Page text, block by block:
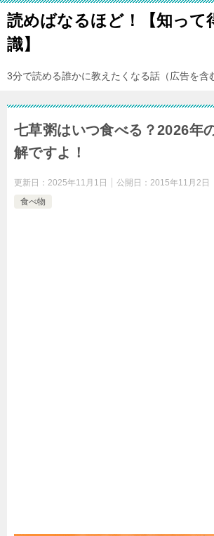
読めばなるほど！【知って
識】
3分で読める誰かに教えたくなる話（広告を含
七草粥はいつ食べる？2026年
解ですよ！
更新日： 2025年11月1日 公開日： 2015年11月2日
食べ物